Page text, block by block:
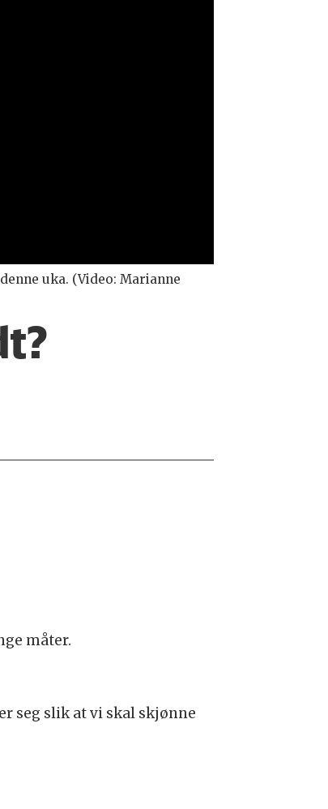
uka. (Video: Marianne
måter.
seg slik at vi skal skjønne